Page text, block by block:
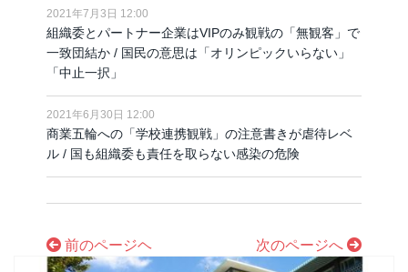
2021年7月3日 12:00
組織委とパートナー企業はVIPのみ観戦の「無観客」で
一致団結か / 国民の意思は「オリンピックいらない」
「中止一択」
2021年6月30日 12:00
商業五輪への「学校連携観戦」の注意書きが虐待レベ
ル / 国も組織委も責任を取らない感染の危険
前のページヘ 次のページへ